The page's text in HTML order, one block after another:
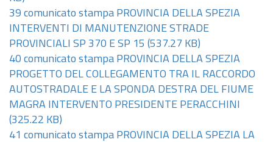
39 comunicato stampa PROVINCIA DELLA SPEZIA
INTERVENTI DI MANUTENZIONE STRADE
PROVINCIALI SP 370 E SP 15 (537.27 KB)
40 comunicato stampa PROVINCIA DELLA SPEZIA
PROGETTO DEL COLLEGAMENTO TRA IL RACCORDO
AUTOSTRADALE E LA SPONDA DESTRA DEL FIUME
MAGRA INTERVENTO PRESIDENTE PERACCHINI
(325.22 KB)
41 comunicato stampa PROVINCIA DELLA SPEZIA LA